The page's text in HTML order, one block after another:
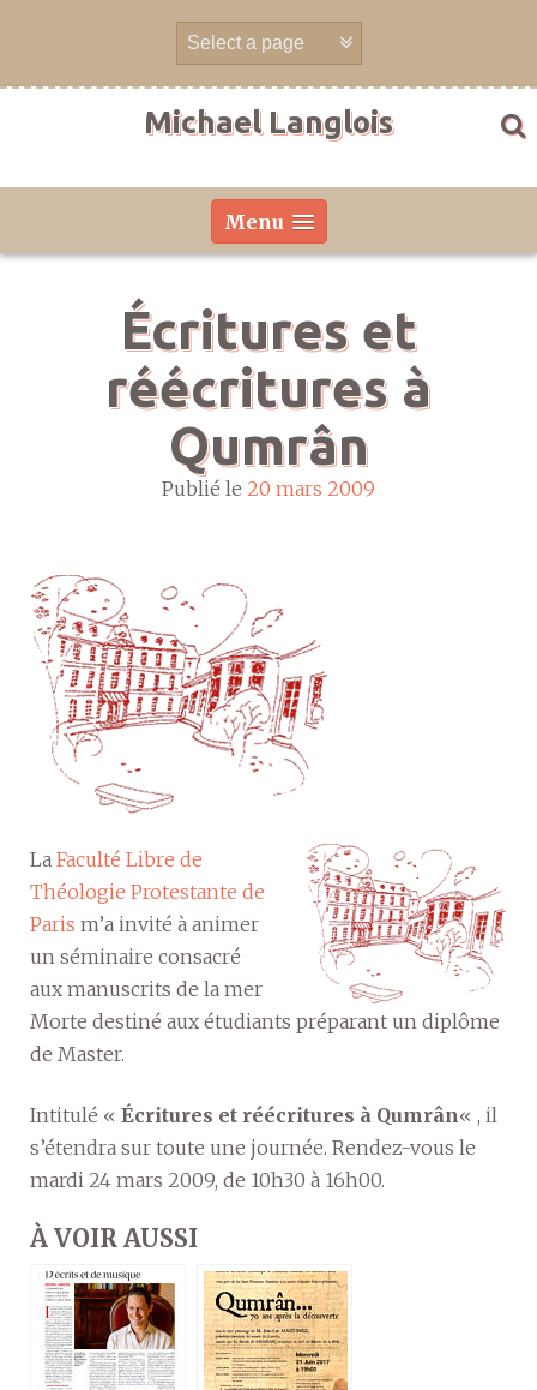
Michael Langlois
Menu
Écritures et
réécritures à
Qumrân
Publié le 20 mars 2009
La Faculté Libre de
Théologie Protestante de
Paris m’a invité à animer
un séminaire consacré
aux manuscrits de la mer
Morte destiné aux étudiants préparant un diplôme
de Master.
Intitulé « Écritures et réécritures à Qumrân« , il
s’étendra sur toute une journée. Rendez-vous le
mardi 24 mars 2009, de 10h30 à 16h00.
À VOIR AUSSI